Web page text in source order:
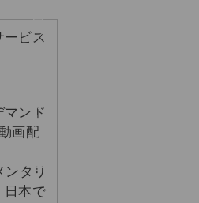
ービス
マンド
画配
タリ
日本で